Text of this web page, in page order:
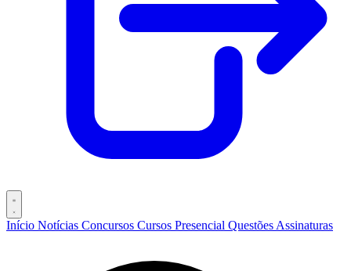
Início Notícias Concursos Cursos Presencial Questões Assinaturas